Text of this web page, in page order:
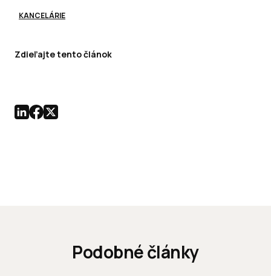
KANCELÁRIE
Zdieľajte tento článok
Podobné články